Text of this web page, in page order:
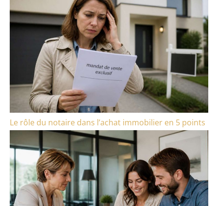
Le rôle du notaire dans l’achat immobilier en 5 points